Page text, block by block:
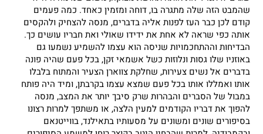
שהמבט הזה שלה מתגרה בו, דוחה ומזמין כאחד. כמה פעמים
קודם לכן כבר העז לפנות אליה בדברים, מנסה להצחיק ולהקסים
אותה כפי שראה לא אחת את ידידו שאולי ואת חבריו עושים כך.
הבדיחות וההתחכמויות שניסה הוא עצמו להשמיע נשמעו גם
באוזניו שלו גסות ונלוזות כשל אשמאי זקן, בכל פעם שהיה פונה
בדברים אל נשים צעירות, שחלקת צווארן הצעיר והמתוח בלבלו
אותו ואמללו אותו בכל פעם שמצא עצמו בקרבתן, ומיד היה פותח
במבול של הסברים והבהרות שרק סיבך יותר את המצב, מנסה
להפוך את דבריו הקודמים למעין הלצה, או משתפך למרות רצונו
בסיפורים שונים ומשונים על מסעותיו בתאילנד, בווייטנאם